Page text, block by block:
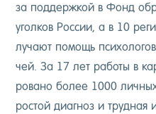
за под­дер­жкой в Фонд
угол­ков Рос­сии, а в 10
луча­ют по­мощь
чей. За 17 лет ра­боты в
рова­но бо­лее 1000
ростой ди­аг­ноз и труд­ная